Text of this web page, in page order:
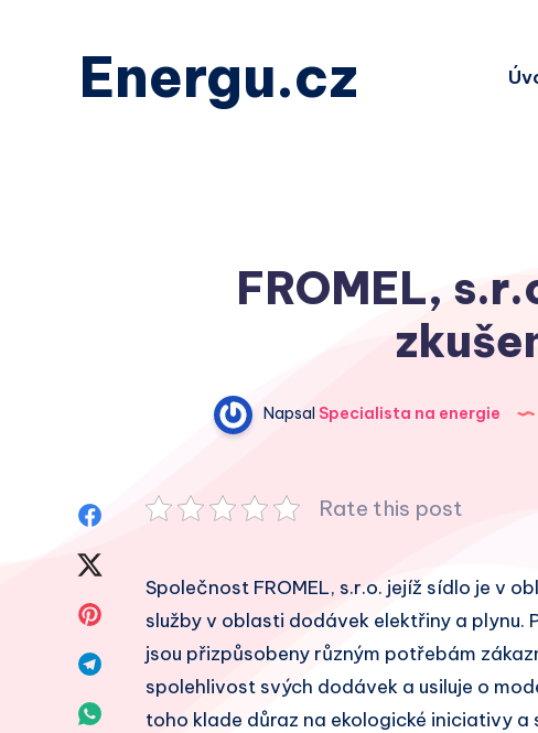
Energu.cz
FROMEL,
Napsal Specialista na energie
Sdílet
Facebook
Twitter
Sdílet
Pinterest
Sdílet
Sdílet
Rate this post
Společnost FROMEL, s.r.o. jejíž sídlo je v
služby v oblasti dodávek elektřiny a plynu.
jsou přizpůsobeny různým potřebám
spolehlivost svých dodávek a usiluje o
toho klade důraz na ekologické iniciativy a